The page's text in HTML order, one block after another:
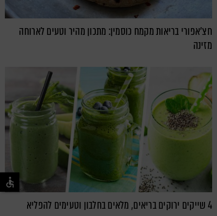
חצ'אפורי בריאות מקמח כוסמין: מתכון מהיר וטעים לארוחה
מזינה
4 שייקים ירוקים בריאים, מלאים בחלבון וטעימים להפליא